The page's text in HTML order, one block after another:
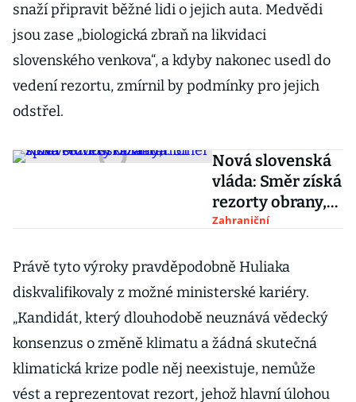
snaží připravit běžné lidi o jejich auta. Medvědi
jsou zase „biologická zbraň na likvidaci
slovenského venkova“, a kdyby nakonec usedl do
vedení rezortu, zmírnil by podmínky pro jejich
odstřel.
Nová slovenská
vláda: Směr získá
rezorty obrany,
spravedlnosti i
Zahraniční
Právě tyto výroky pravděpodobně Huliaka
diskvalifikovaly z možné ministerské kariéry.
„Kandidát, který dlouhodobě neuznává vědecký
konsenzus o změně klimatu a žádná skutečná
klimatická krize podle něj neexistuje, nemůže
vést a reprezentovat rezort, jehož hlavní úlohou